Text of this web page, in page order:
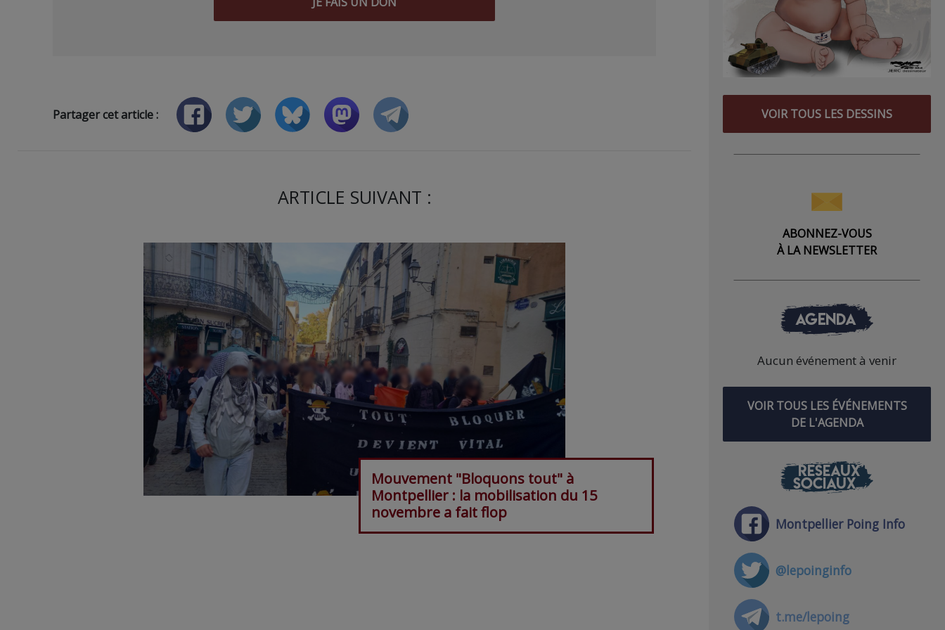
Partager cet article :
ARTICLE SUIVANT :
Mouvement "Bloquons tout" à
Montpellier : la mobilisation du 15
novembre a fait flop
VOIR TOUS LES DESSINS
ABONNEZ-VOUS
À LA NEWSLETTER
AGENDA
Aucun événement à venir
VOIR TOUS LES ÉVÉNEMENTS
DE L'AGENDA
RÉSEAUX
SOCIAUX
Montpellier Poing Info
@lepoinginfo
t.me/lepoing